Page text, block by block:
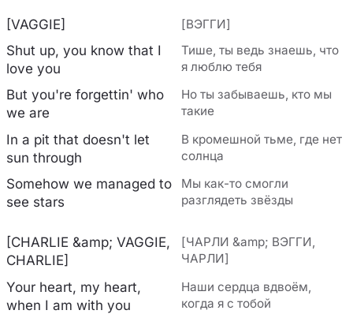
[VAGGIE] [ВЭГГИ]
Shut up, you know that I
love you
Тише, ты ведь знаешь, что
я люблю тебя
But you're forgettin' who
we are
Но ты забываешь, кто мы
такие
In a pit that doesn't let
sun through
В кромешной тьме, где нет
солнца
Somehow we managed to
see stars
Мы как-то смогли
разглядеть звёзды
[CHARLIE &amp; VAGGIE,
CHARLIE]
[ЧАРЛИ &amp; ВЭГГИ,
ЧАРЛИ]
Your heart, my heart,
when I am with you
Наши сердца вдвоём,
когда я с тобой